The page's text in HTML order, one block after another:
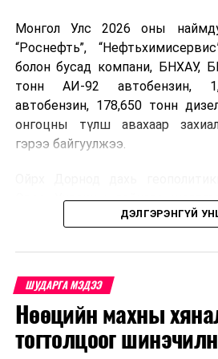
Монгол Улс 2026 оны
“Роснефть”,
болон бусад компани, БНХАУ,
тонн АИ-92 автобензин,
автобензин, 178,650 тонн
онгоцны түлш авахаар
гэрээ байгуулжээ.
Орос, Украины дайнаас
үнийн өсөлт дэлхийн зах
дахин өсөж, ОХУ болон бусад эх
авах шатахууны үнэ 1,200-2,000
Иймд дотоодын зах зээл
сааруулахын тулд гаалийн
татварыг тэглэх шаардлага
ДЭЛГЭРЭНГҮЙ
ШУДАРГА МЭДЭЭ
Нөөцийн махны
тогтолцоог